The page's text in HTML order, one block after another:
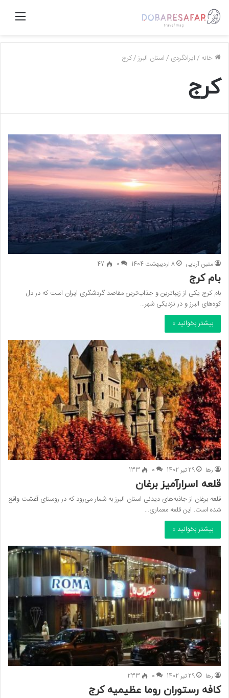
منو
خانه /ایرانگردی /استان البرز/کرج
کرج
متین آریایی 8 اردیبهشت 1404 0
47
بام کرج
بام کرج یکی از زیباترین و جذاب‌ترین مقاصد گردشگری ایران است که در دل
کوه‌های البرز و در نزدیکی شهر…
بیشتر بخوانید »
رها 29 تیر 1402 0
133
قلعه اسرارآمیز برغان
قلعه برغان از جاذبه‌های دیدنی استان البرز به شمار می‌رود که در روستای آغشت واقع
شده است. این قلعه معماری…
بیشتر بخوانید »
رها 29 تیر 1402 0
233
کافه‌ رستوران روما عظیمیه کرج